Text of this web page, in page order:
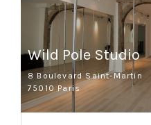
Wild Pole Studio
8 Boulevard Saint-Martin
75010 Paris